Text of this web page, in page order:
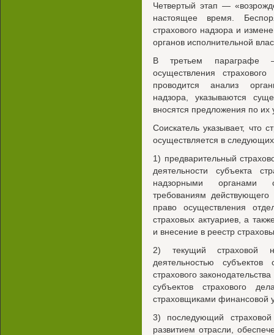
Четвертый этап —
настоящее время.
страхового надзора и
органов исполнительной
В третьем параграфе
осуществления
проводится анализ
надзора, указываются
вносятся предложения по их
Соискатель указывает, что
осуществляется в
1) предварительный
деятельности субъекта
надзорными органами
требованиям
право осуществления
страховых актуариев, а
и внесение в реестр
2) текущий страховой
деятельностью
страхового
субъектов страхового
страховщиками финансовой
3) последующий
развитием отрасли,